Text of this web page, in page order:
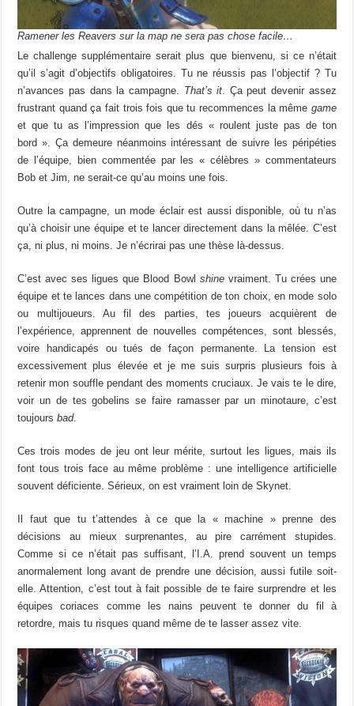
Ramener les Reavers sur la map ne sera pas chose facile…
Le challenge supplémentaire serait plus que bienvenu, si ce n’était
qu’il s’agit d’objectifs obligatoires. Tu ne réussis pas l’objectif ? Tu
n’avances pas dans la campagne. That’s it. Ça peut devenir assez
frustrant quand ça fait trois fois que tu recommences la même game
et que tu as l’impression que les dés « roulent juste pas de ton
bord ». Ça demeure néanmoins intéressant de suivre les péripéties
de l’équipe, bien commentée par les « célèbres » commentateurs
Bob et Jim, ne serait-ce qu’au moins une fois.
Outre la campagne, un mode éclair est aussi disponible, où tu n’as
qu’à choisir une équipe et te lancer directement dans la mêlée. C’est
ça, ni plus, ni moins. Je n’écrirai pas une thèse là-dessus.
C’est avec ses ligues que Blood Bowl shinevraiment. Tu crées une
équipe et te lances dans une compétition de ton choix, en mode solo
ou multijoueurs. Au fil des parties, tes joueurs acquièrent de
l’expérience, apprennent de nouvelles compétences, sont blessés,
voire handicapés ou tués de façon permanente. La tension est
excessivement plus élevée et je me suis surpris plusieurs fois à
retenir mon souffle pendant des moments cruciaux. Je vais te le dire,
voir un de tes gobelins se faire ramasser par un minotaure, c’est
toujoursbad.
Ces trois modes de jeu ont leur mérite, surtout les ligues, mais ils
font tous trois face au même problème : une intelligence artificielle
souvent déficiente. Sérieux, on est vraiment loin de Skynet.
Il faut que tu t’attendes à ce que la « machine » prenne des
décisions au mieux surprenantes, au pire carrément stupides.
Comme si ce n’était pas suffisant, l’I.A. prend souvent un temps
anormalement long avant de prendre une décision, aussi futile soit-
elle. Attention, c’est tout à fait possible de te faire surprendre et les
équipes coriaces comme les nains peuvent te donner du fil à
retordre, mais tu risques quand même de te lasser assez vite.